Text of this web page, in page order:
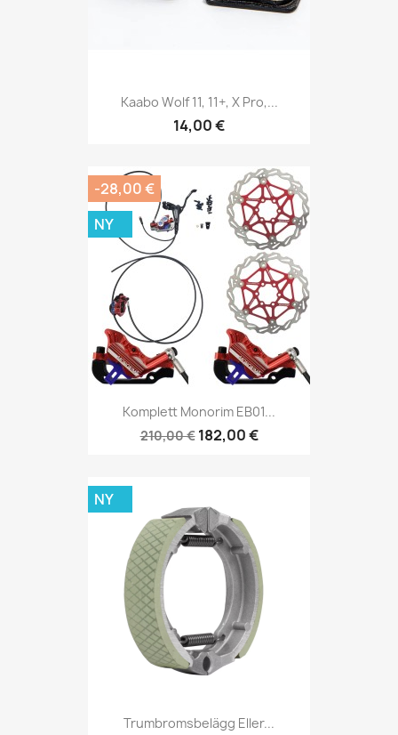
Kaabo Wolf 11, 11+, X Pro,...
14,00 €
Komplett Monorim EB01...
210,00 € 182,00 €
-28,00 €
NY
Trumbromsbelägg Eller...
NY